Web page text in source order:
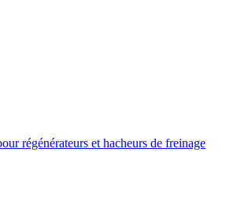
régénérateurs et hacheurs de freinage